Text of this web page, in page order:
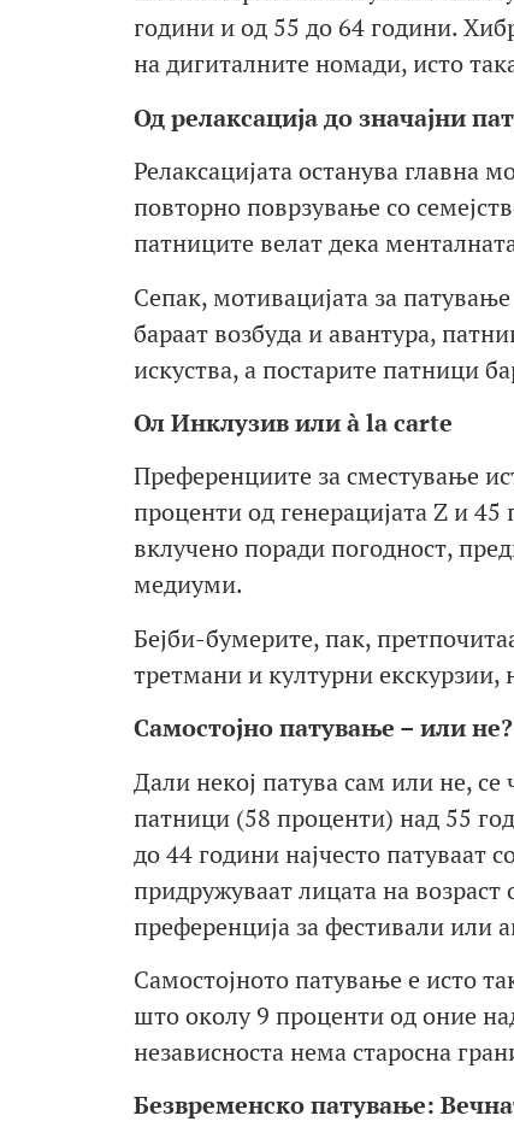
години и од 55 до 64 години.
на дигиталните номади, исто
Од релаксација до значајни
Релаксацијата останува главна
повторно поврзување со
патниците велат дека
Сепак, мотивацијата за
бараат возбуда и авантура,
искуства, а постарите патници
Ол Инклузив или à la carte
Преференциите за сместување
проценти од генерацијата Z и
вклучено поради погодност,
медиуми.
Бејби-бумерите, пак,
третмани и културни
Самостојно патување – или не?
Дали некој патува сам или не,
патници (58 проценти) над 55
до 44 години најчесто патуваат
придружуваат лицата на возраст
преференција за фестивали или
Самостојното патување е исто
што околу 9 проценти од оние
независноста нема старосна
Безвременско патување: